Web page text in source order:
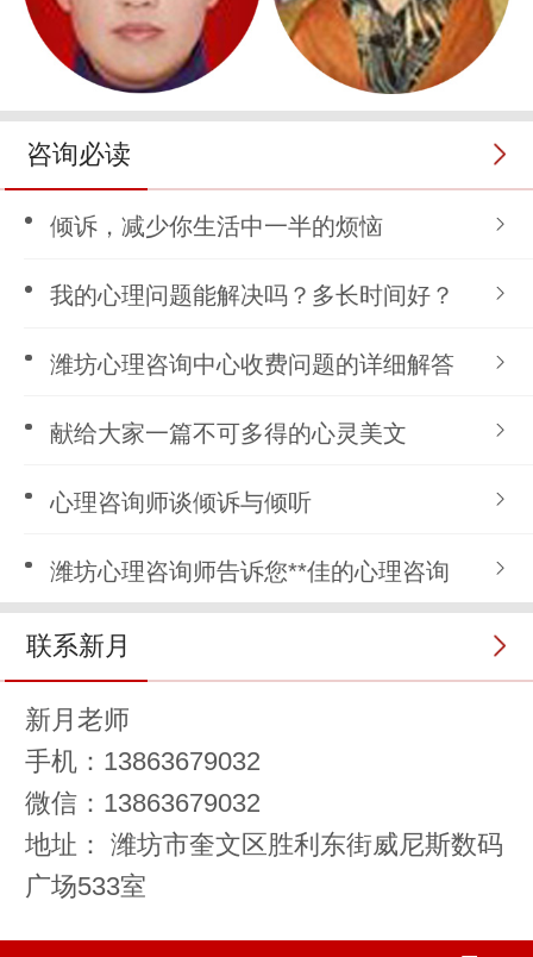
咨询必读
倾诉，减少你生活中一半的烦恼
我的心理问题能解决吗？多长时间好？
潍坊心理咨询中心收费问题的详细解答
献给大家一篇不可多得的心灵美文
心理咨询师谈倾诉与倾听
潍坊心理咨询师告诉您**佳的心理咨询
联系新月
新月老师
手机：13863679032
微信：13863679032
地址： 潍坊市奎文区胜利东街威尼斯数码
广场533室